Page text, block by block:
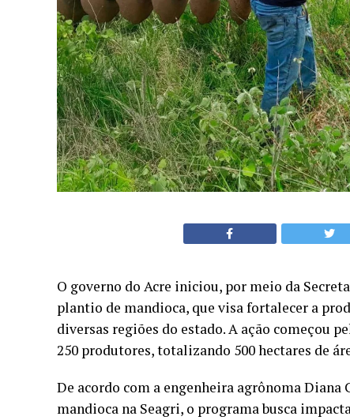
O governo do Acre iniciou, por meio da
plantio de mandioca, que visa fortalecer a
diversas regiões do estado. A ação começou
250 produtores, totalizando 500 hectares de
De acordo com a engenheira agrônoma
mandioca na Seagri, o programa busca